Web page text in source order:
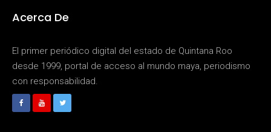
Acerca De
El primer periódico digital del estado de Quintana Roo
desde 1999, portal de acceso al mundo maya, periodismo
con responsabilidad.